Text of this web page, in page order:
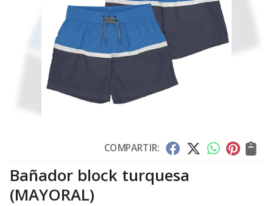
COMPARTIR:
Bañador block turquesa
(MAYORAL)